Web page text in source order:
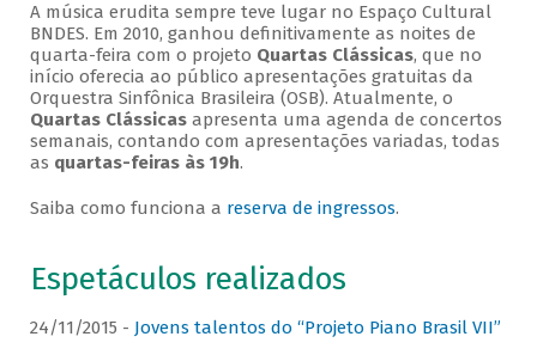
A música erudita sempre teve lugar no Espaço Cultural
BNDES. Em 2010, ganhou definitivamente as noites de
quarta-feira com o projeto Quartas Clássicas, que no
início oferecia ao público apresentações gratuitas da
Orquestra Sinfônica Brasileira (OSB). Atualmente, o
Quartas Clássicasapresenta uma agenda de concertos
semanais, contando com apresentações variadas, todas
as quartas-feiras às 19h.
Saiba como funciona a reserva de ingressos.
Espetáculos realizados
24/11/2015 - Jovens talentos do “Projeto Piano Brasil VII”